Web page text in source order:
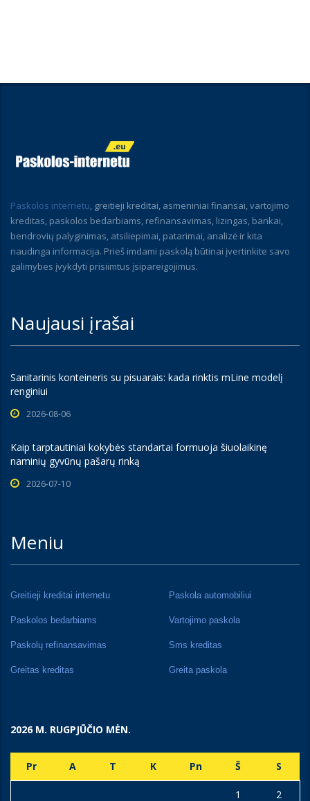
Paskolos internetu, greitieji kreditai, asmeniniai finansai, vartojimo
kreditas, paskolos bedarbiams, refinansavimas, lizingas, bankai,
bendrovių palyginimas, atsiliepimai, patarimai, analizė ir kita
naudinga informacija. Prieš imdami paskolą būtinai įvertinkite savo
galimybes įvykdyti prisiimtus įsipareigojimus.
Naujausi įrašai
Sanitarinis konteineris su pisuarais: kada rinktis mLine modelį
renginiui
2026-08-06
Kaip tarptautiniai kokybės standartai formuoja šiuolaikinę
naminių gyvūnų pašarų rinką
2026-07-10
Meniu
Greitieji kreditai internetu Paskola automobiliui
Paskolos bedarbiams Vartojimo paskola
Paskolų refinansavimas Sms kreditas
Greitas kreditas Greita paskola
2026 M. RUGPJŪČIO MĖN.
Pr A T K Pn Š S
1 2